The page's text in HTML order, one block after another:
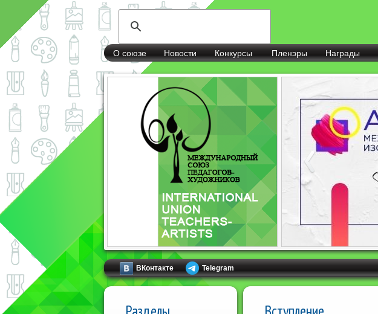
О союзе Новости Конкурсы Пленэры Награды
ВКонтакте Telegram